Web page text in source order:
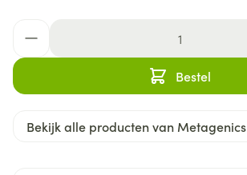
Bestel
Bekijk alle producten van Metagenics